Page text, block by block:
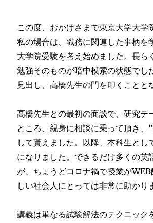
この度、おかげさまで東京大学大学
私の場合は、職務に関連した事柄を
大学院受験を考え始めました。長
勉強そのものが暗中模索の状態でし
見出し、高橋先生の門を叩くことと
高橋先生との最初の面談で、研究テ
ところ、親身に相談に乗って頂き
して貰えました。以降、本科生と
になりました。できるだけ多くの
が、ちょうどコロナ禍で授業が
しい社会人にとっては非常に助かり
講義は単なる試験解法のテクニック